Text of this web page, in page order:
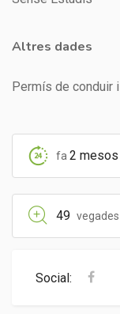
Altres dades
Permís de conduir
fa2 mesos
49
Social: